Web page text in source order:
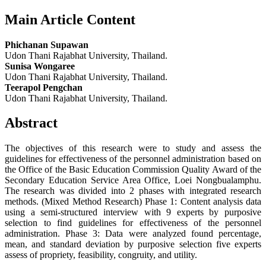
Main Article Content
Phichanan Supawan
Udon Thani Rajabhat University, Thailand.
Sunisa Wongaree
Udon Thani Rajabhat University, Thailand.
Teerapol Pengchan
Udon Thani Rajabhat University, Thailand.
Abstract
The objectives of this research were to study and assess the
guidelines for effectiveness of the personnel administration based on
the Office of the Basic Education Commission Quality Award of the
Secondary Education Service Area Office, Loei Nongbualamphu.
The research was divided into 2 phases with integrated research
methods. (Mixed Method Research) Phase 1: Content analysis data
using a semi-structured interview with 9 experts by purposive
selection to find guidelines for effectiveness of the personnel
administration. Phase 3: Data were analyzed found percentage,
mean, and standard deviation by purposive selection five experts
assess of propriety, feasibility, congruity, and utility.